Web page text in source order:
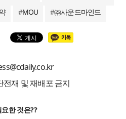
#MOU #㈜사운드마인드
재 및 재배포 금지
한 것은??